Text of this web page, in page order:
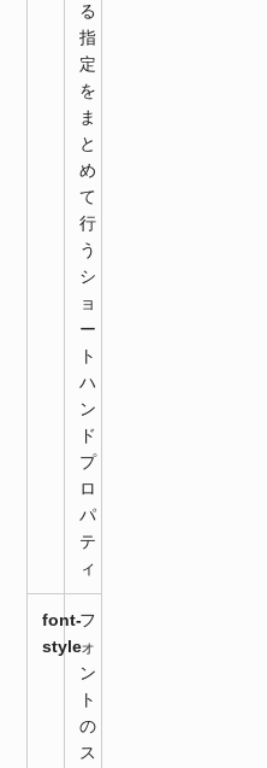
る
指
定
を
ま
と
め
て
行
う
シ
ョ
ー
ト
ハ
ン
ド
プ
ロ
パ
テ
ィ
font-
style
フ
ォ
ン
ト
の
ス